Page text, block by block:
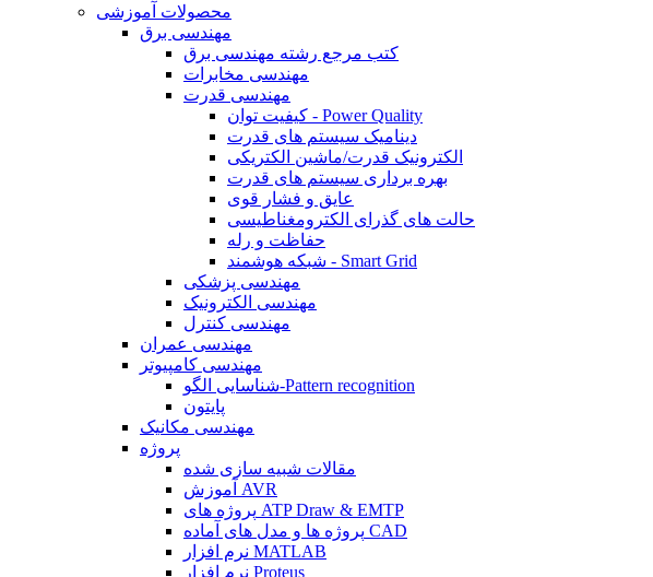
محصولات آموزشی
مهندسی برق
کتب مرجع رشته مهندسی برق
مهندسی مخابرات
مهندسی قدرت
کیفیت توان - Power Quality
دینامیک سیستم های قدرت
الکترونیک قدرت/ماشین الکتریکی
بهره برداری سیستم های قدرت
عایق و فشار قوی
حالت های گذرای الکترومغناطیسی
حفاظت و رله
شبکه هوشمند - Smart Grid
مهندسی پزشکی
مهندسی الکترونیک
مهندسی کنترل
مهندسی عمران
مهندسی کامپیوتر
شناسایی الگو-Pattern recognition
پایتون
مهندسی مکانیک
پروژه
مقالات شبیه سازی شده
آموزش AVR
پروژه های ATP Draw & EMTP
پروژه ها و مدل های آماده CAD
نرم افزار MATLAB
نرم افزار Proteus